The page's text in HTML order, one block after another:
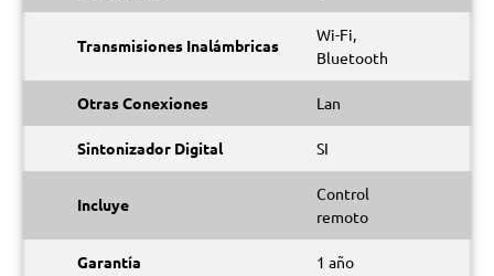
Transmisiones Inalámbricas
Wi-Fi,
Bluetooth
Otras Conexiones Lan
Sintonizador Digital SI
Incluye
Control
remoto
Garantía 1 año